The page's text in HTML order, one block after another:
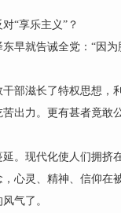
“享乐主义”？
早就告诫全党：“因
滋长了特权思想，
出力。更有甚者竟敢
现代化使人们拥挤
心灵、精神、信仰在
气了。